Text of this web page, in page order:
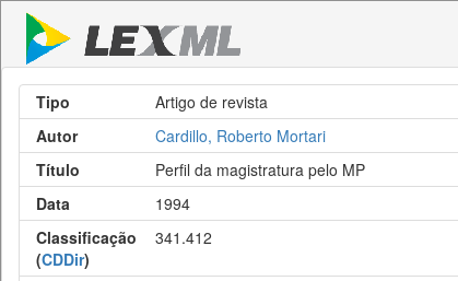
Tipo
Artigo de revista
Autor
Cardillo, Roberto Mortari
Título
Perfil da magistratura pelo MP
Data
1994
Classificação
(CDDir)
341.412